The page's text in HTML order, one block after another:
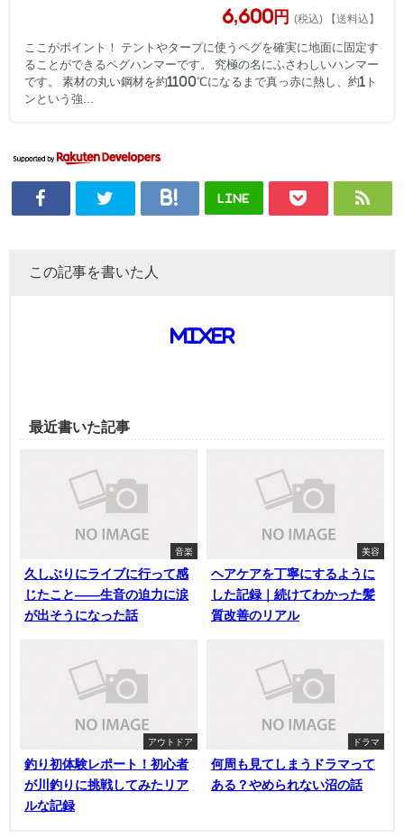
6,600円 (税込) 【送料込】
ここがポイント！ テントやタープに使うペグを確実に地面に固定す
ることができるペグハンマーです。 究極の名にふさわしいハンマー
です。 素材の丸い鋼材を約1100℃になるまで真っ赤に熱し、約1ト
ンという強...
LINE
この記事を書いた人
mixer
最近書いた記事
音楽
久しぶりにライブに行って感
じたこと——生音の迫力に涙
が出そうになった話
美容
ヘアケアを丁寧にするように
した記録｜続けてわかった髪
質改善のリアル
アウトドア
釣り初体験レポート！初心者
が川釣りに挑戦してみたリア
ルな記録
ドラマ
何周も見てしまうドラマって
ある？やめられない沼の話